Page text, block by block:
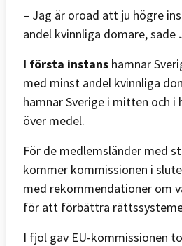
– Jag är oroad att ju högre
andel kvinnliga domare, sade
I första instans hamnar
med minst andel kvinnliga
hamnar Sverige i mitten och
över medel.
För de medlemsländer med
kommer kommissionen i
med rekommendationer om
för att förbättra
I fjol gav EU-kommissionen